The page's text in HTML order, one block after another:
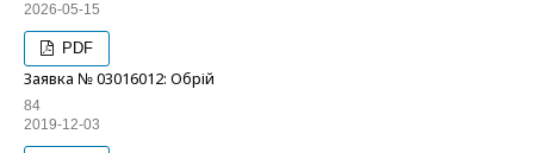
2026-05-15
PDF
Заявка № 03016012: Обрій
84
2019-12-03